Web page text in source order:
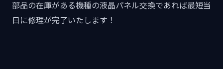
部品の在庫がある機種の液晶パネル交換であれば最短当
日に修理が完了いたします！